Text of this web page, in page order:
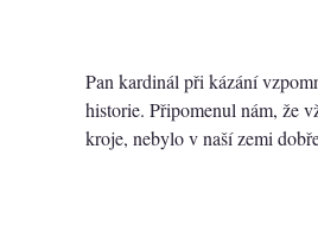
Pan kardinál při kázání
historie. Připomenul nám, že
kroje, nebylo v naší zemi